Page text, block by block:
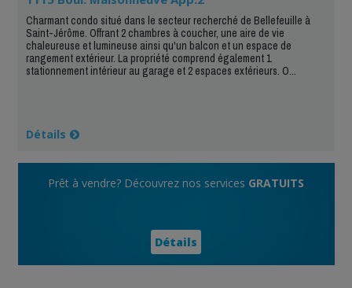
Charmant condo situé dans le secteur recherché de Bellefeuille à
Saint-Jérôme. Offrant 2 chambres à coucher, une aire de vie
chaleureuse et lumineuse ainsi qu'un balcon et un espace de
rangement extérieur. La propriété comprend également 1
stationnement intérieur au garage et 2 espaces extérieurs. O...
Détails
Prêt à vendre? Découvrez nos services GRATUITS
Détails